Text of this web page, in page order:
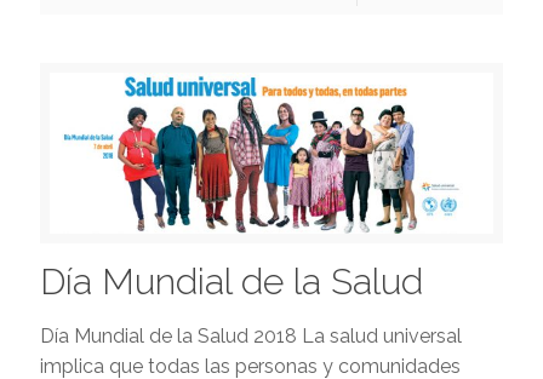
Día Mundial de la Salud
Día Mundial de la Salud 2018 La salud universal
implica que todas las personas y comunidades